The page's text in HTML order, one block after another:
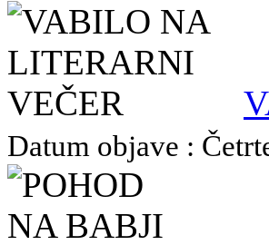
Datum objave :